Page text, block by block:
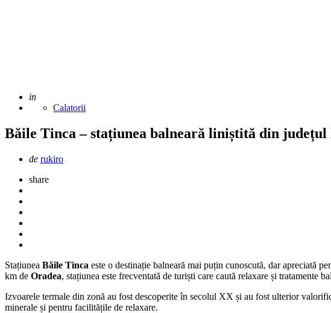
Adaugat
in
Calatorii
Băile Tinca – stațiunea balneară liniștită din
Scris
de rukiro
share
Stațiunea Băile Tinca este o destinație balneară mai puțin cunoscută, dar apreciată
km de Oradea, stațiunea este frecventată de turiști care caută relaxare și tratamente
Izvoarele termale din zonă au fost descoperite în secolul XX și au fost ulterior
minerale și pentru facilitățile de relaxare.